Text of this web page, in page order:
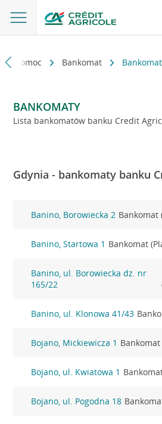
i pomoc Bankomat
BANKOMATY
Lista bankomatów banku Credit
Gdynia - bankomaty banku
Banino, Borowiecka 2 Bankomat
Banino, Startowa 1 Bankomat
Banino, ul. Borowiecka dz. nr
165/22
Banino, ul. Klonowa 41/43
Bojano, Mickiewicza 1
Bojano, ul. Kwiatowa 1
Bojano, ul. Pogodna 18